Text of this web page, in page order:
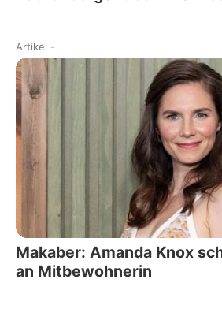
Artikel -
Makaber: Amanda Knox
an Mitbewohnerin